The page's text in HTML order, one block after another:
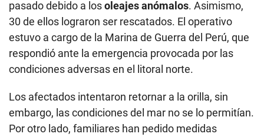
pasado debido a losoleajes anómalos. Asimismo,
30 de ellos lograron ser rescatados. El operativo
estuvo a cargo de la Marina de Guerra del Perú, que
respondió ante la emergencia provocada por las
condiciones adversas en el litoral norte.
Los afectados intentaron retornar a la orilla, sin
embargo, las condiciones del mar no se lo permitían.
Por otro lado, familiares han pedido medidas